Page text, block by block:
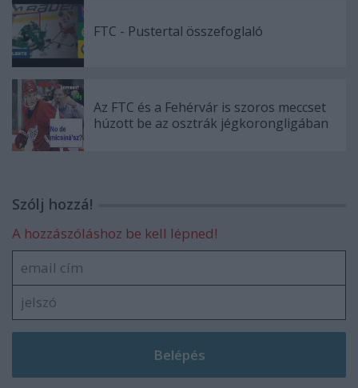
FTC - Pustertal összefoglaló
Az FTC és a Fehérvár is szoros meccset
húzott be az osztrák jégkorongligában
Szólj hozzá!
A hozzászóláshoz be kell lépned!